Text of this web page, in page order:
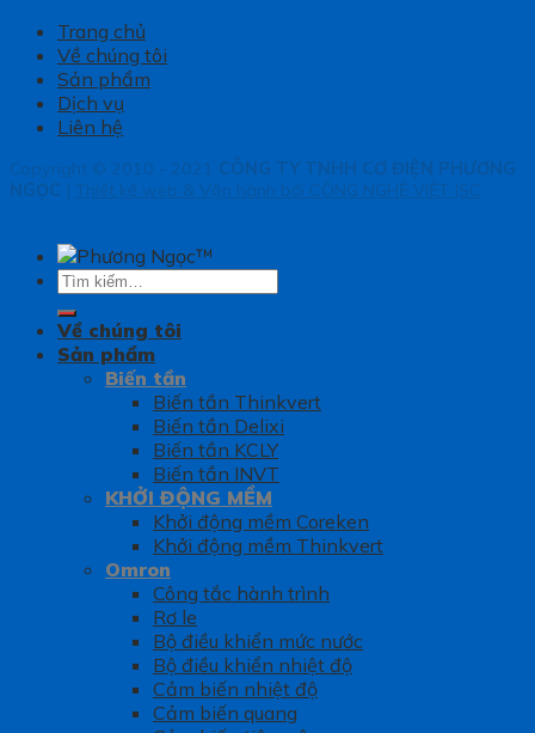
Trang chủ
Về chúng tôi
Sản phẩm
Dịch vụ
Liên hệ
Copyright © 2010 - 2021 CÔNG TY TNHH CƠ ĐIỆN PHƯƠNG
NGỌC | Thiết kế web & Vận hành bởi CÔNG NGHỆ VIỆT JSC
Tìm
Về chúng tôi
Sản phẩm
Biến tần
Biến tần Thinkvert
Biến tần Delixi
Biến tần KCLY
Biến tần INVT
KHỞI ĐỘNG MỀM
Khởi động mềm Coreken
Khởi động mềm Thinkvert
Omron
Công tắc hành trình
Rơ le
Bộ điều khiển mức nước
Bộ điều khiển nhiệt độ
Cảm biến nhiệt độ
Cảm biến quang